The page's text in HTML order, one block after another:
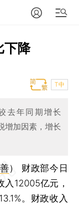
下降
T中
去年同期增长
增加因素，增长
）
财政部今日
入12005亿元，
。财政收入